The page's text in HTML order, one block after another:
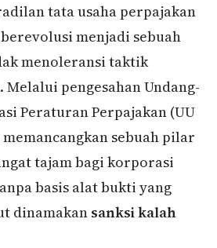
tata usaha perpajakan
menjadi sebuah
menoleransi taktik
pengesahan Undang-
Peraturan Perpajakan (UU
sebuah pilar
tajam bagi korporasi
basis alat bukti yang
dinamakan sanksi kalah